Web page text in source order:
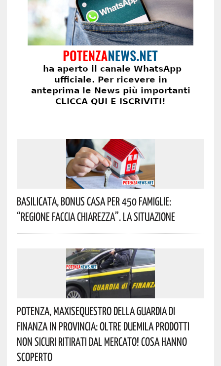
Basilicata, Bonus Casa Per 450 Famiglie:
“Regione Faccia Chiarezza”. La Situazione
Potenza, Maxisequestro Della Guardia Di
Finanza In Provincia: Oltre Duemila Prodotti
Non Sicuri Ritirati Dal Mercato! Cosa Hanno
Scoperto